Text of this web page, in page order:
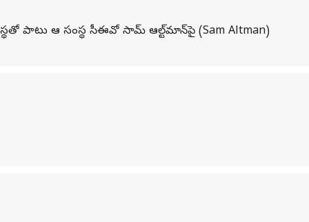
పాటు ఆ సంస్థ సీఈవో సామ్ ఆల్ట్‌మాన్‌పై (Sam Altman)